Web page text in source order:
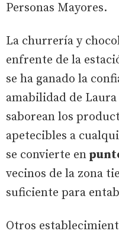
Personas Mayores.
La churrería y
enfrente de la
se ha ganado la
amabilidad de
saborean los
apetecibles a
se convierte en
vecinos de la zona
suficiente para
Otros